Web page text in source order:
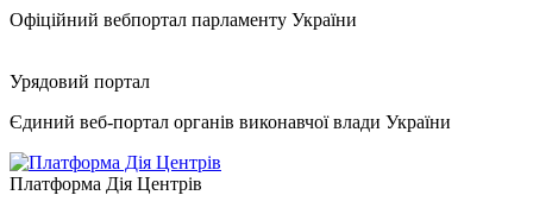
Офіційний вебпортал парламенту України
Урядовий портал
Єдиний веб-портал органів виконавчої влади України
Платформа Дія Центрів